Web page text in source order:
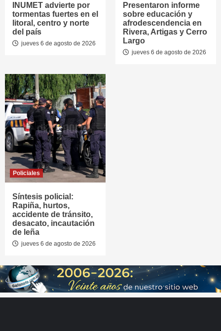
INUMET advierte por
tormentas fuertes en el
litoral, centro y norte
del país
jueves 6 de agosto de 2026
Presentaron informe
sobre educación y
afrodescendencia en
Rivera, Artigas y Cerro
Largo
jueves 6 de agosto de 2026
Policiales
Síntesis policial:
Rapiña, hurtos,
accidente de tránsito,
desacato, incautación
de leña
jueves 6 de agosto de 2026